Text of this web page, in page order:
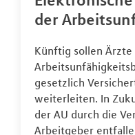
der
Künftig sollen Ärzte
gesetzlich
weiterleiten. In
der AU durch die
Arbeitgeber